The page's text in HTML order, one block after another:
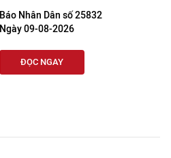
Báo Nhân Dân số 25832
Ngày 09-08-2026
ĐỌC NGAY